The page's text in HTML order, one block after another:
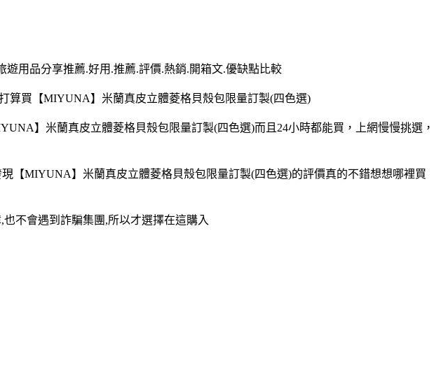
用品分享推薦.好用.推薦.評價.熱銷.開箱文.優缺點比較
算買【MIYUNA】米蘭真皮立體菱格貝殼包限量訂製(四色選)
】米蘭真皮立體菱格貝殼包限量訂製(四色選)而且24小時都能買，上網慢慢挑選，
【MIYUNA】米蘭真皮立體菱格貝殼包限量訂製(四色選)的評價真的不錯想想哪裡買
不會遇到詐騙集團,所以才選擇在這購入